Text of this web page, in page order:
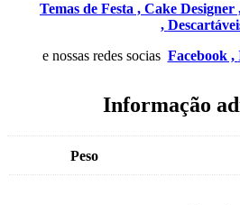
Temas de Festa , Cake Designer
,
e nossas redes socias Facebook ,
Informação
Peso